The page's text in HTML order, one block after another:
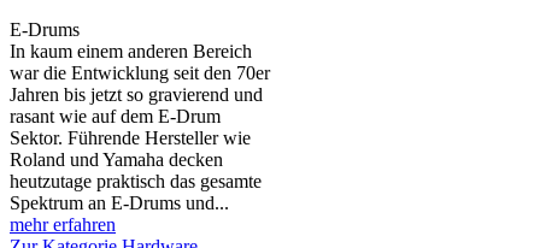
E-Drums
In kaum einem anderen Bereich
war die Entwicklung seit den 70er
Jahren bis jetzt so gravierend und
rasant wie auf dem E-Drum
Sektor. Führende Hersteller wie
Roland und Yamaha decken
heutzutage praktisch das gesamte
Spektrum an E-Drums und...
mehr erfahren